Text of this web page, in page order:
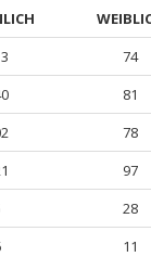
74
81
78
97
28
11